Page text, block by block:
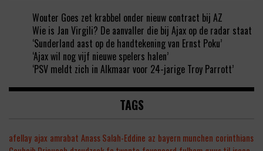
Wouter Goes zet krabbel onder nieuw contract bij AZ
Wie is Jan Virgili? De aanvaller die bij Ajax op de radar staat
‘Sunderland aast op de handtekening van Ernst Poku’
‘Ajax wil nog vijf nieuwe spelers halen’
‘PSV meldt zich in Alkmaar voor 24-jarige Troy Parrott’
TAGS
afellay ajax amrabat Anass Salah-Eddine az bayern munchen corinthians